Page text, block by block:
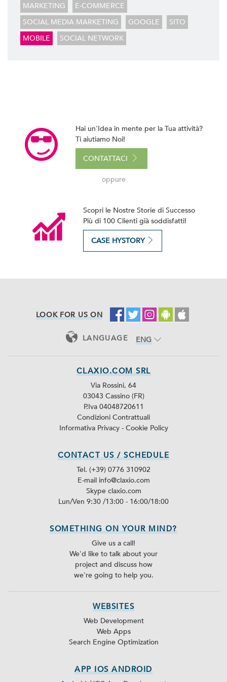
MARKETING
E-COMMERCE
SOCIAL MEDIA MARKETING
GOOGLE
SITO
MOBILE
SOCIAL NETWORK
Hai un'Idea in mente per la Tua attività?
Ti aiutiamo Noi!
CONTATTACI
oppure
Scopri le Nostre Storie di Successo
Più di 100 Clienti già soddisfatti!
CASE HYSTORY
LOOK FOR US ON
LANGUAGE
ENG
CLAXIO.COM SRL
Via Rossini, 64
03043 Cassino (FR)
P.Iva 04048720611
Condizioni Contrattuali
Informativa Privacy - Cookie Policy
CONTACT US / SCHEDULE
Tel. (+39) 0776 310902
E-mail info@claxio.com
Skype claxio.com
Lun/Ven 9:30 /13:00 - 16:00/18:00
SOMETHING ON YOUR MIND?
Give us a call!
We'd like to talk about your
project and discuss how
we're going to help you.
WEBSITES
Web Development
Web Apps
Search Engine Optimization
APP IOS ANDROID
BACK OFFICE E GESTIONALI
Ti Aiutiamo a Controllare l'Andamento della Tua
Azienda, in Tempo Reale, Realizzazando Back-Office e
Programmi Gestionali su Misura.
Possiamo Indicizzare e Posizionare il Tuo Sito Web sui
Motori di Ricerca, in Prima Pagina di Google. Scopri
Come